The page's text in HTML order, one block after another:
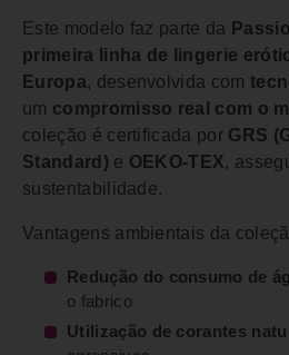
Este modelo faz parte da
primeira linha de lingerie
Europa, desenvolvida com
um compromisso real com o
coleção é certificada por GRS
Standard) e OEKO-TEX,
sustentabilidade.
Vantagens ambientais da
Redução do consumo de
o fabrico
Utilização de corantes